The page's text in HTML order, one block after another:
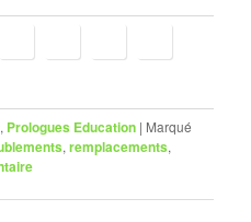
, Prologues Education | Marqué
,remplacements,